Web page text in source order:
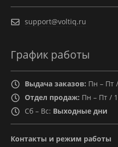
support@voltiq.ru
График работы
Выдача заказов: Пн – Пт
Отдел продаж: Пн – Пт /
Сб – Вс: Выходные дни
Контакты и режим работы